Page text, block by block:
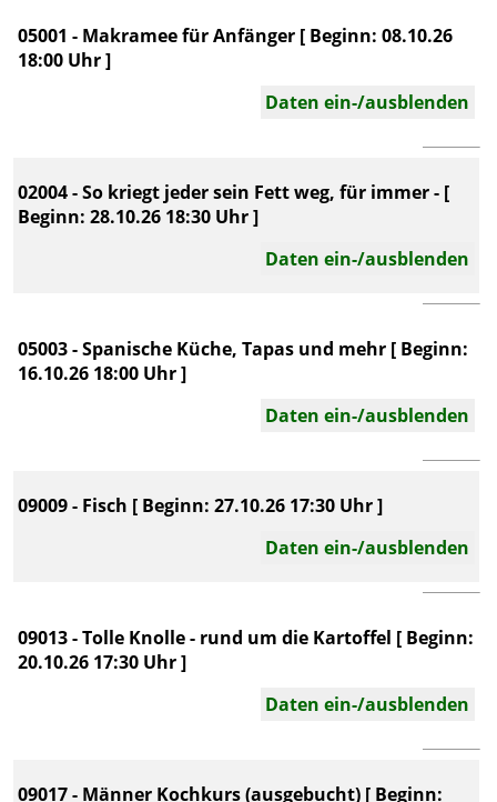
05001 - Makramee für Anfänger [ Beginn: 08.10.26
18:00 Uhr ]
Daten ein-/ausblenden
02004 - So kriegt jeder sein Fett weg, für immer - [
Beginn: 28.10.26 18:30 Uhr ]
Daten ein-/ausblenden
05003 - Spanische Küche, Tapas und mehr [ Beginn:
16.10.26 18:00 Uhr ]
Daten ein-/ausblenden
09009 - Fisch [ Beginn: 27.10.26 17:30 Uhr ]
Daten ein-/ausblenden
09013 - Tolle Knolle - rund um die Kartoffel [ Beginn:
20.10.26 17:30 Uhr ]
Daten ein-/ausblenden
09017 - Männer Kochkurs (ausgebucht) [ Beginn: